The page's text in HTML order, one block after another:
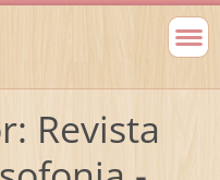
Revista